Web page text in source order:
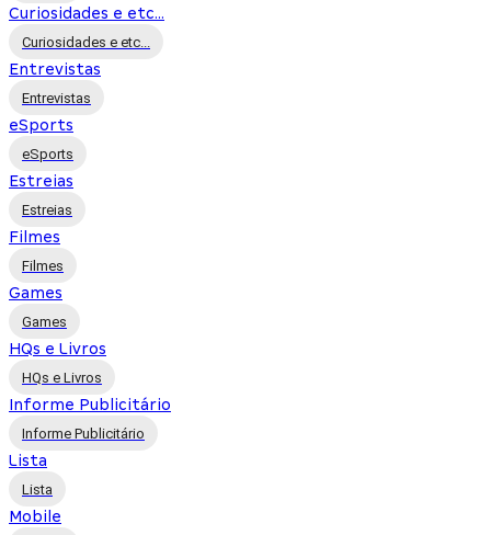
Curiosidades e etc...
Curiosidades e etc...
Entrevistas
Entrevistas
eSports
eSports
Estreias
Estreias
Filmes
Filmes
Games
Games
HQs e Livros
HQs e Livros
Informe Publicitário
Informe Publicitário
Lista
Lista
Mobile